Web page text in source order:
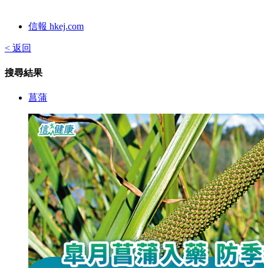
信報 hkej.com
< 返回
搜尋結果
菖蒲